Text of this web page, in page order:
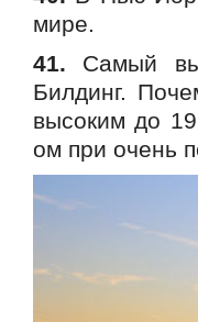
мире.
41. Самый
Билдинг.
высоким до
ом при очень